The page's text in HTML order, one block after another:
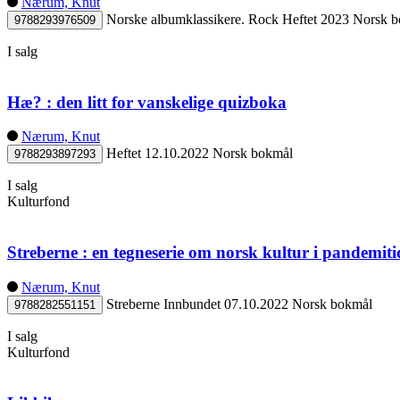
9788293976509 Norske albumklassikere. Rock Heftet 2023 Norsk
I salg
Hæ? : den litt for vanskelige quizboka
Nærum, Knut
9788293897293 Heftet 12.10.2022 Norsk bokmål
I salg
Kulturfond
Streberne : en tegneserie om norsk kultur i
Nærum, Knut
9788282551151 Streberne Innbundet 07.10.2022 Norsk bokmål
I salg
Kulturfond